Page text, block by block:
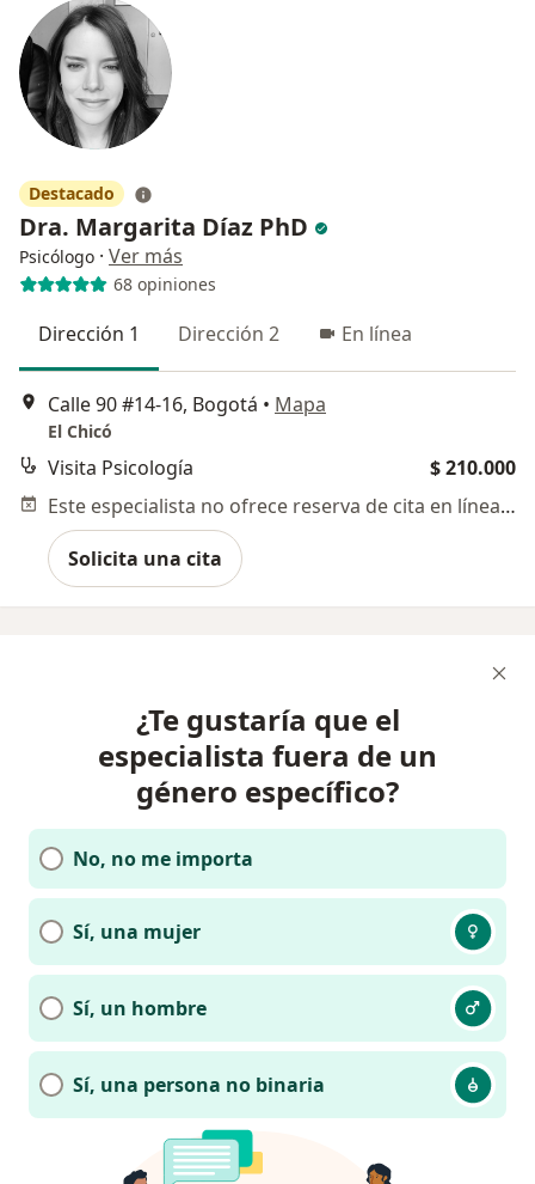
Destacado
Dra. Margarita Díaz PhD
Psicólogo · Ver más
68 opiniones
Dirección 1 Dirección 2 En línea
Calle 90 #14-16, Bogotá • Mapa
El Chicó
Visita Psicología
$ 210.000
Este especialista no ofrece reserva de cita en línea en esta dirección.
Solicita una cita
¿Te gustaría que el
especialista fuera de un
género específico?
No, no me importa
Sí, una mujer
Sí, un hombre
Sí, una persona no binaria